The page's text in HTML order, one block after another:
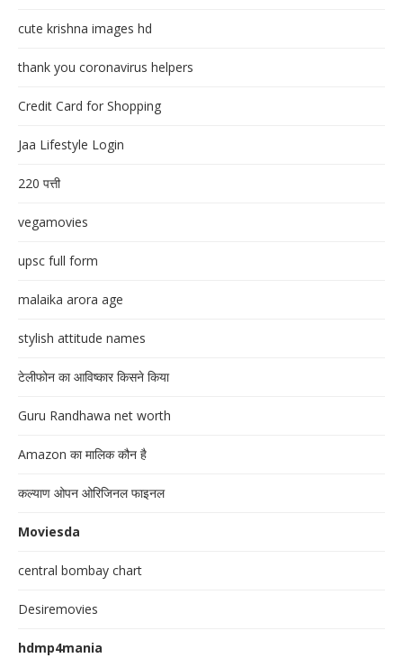
cute krishna images hd
thank you coronavirus helpers
Credit Card for Shopping
Jaa Lifestyle Login
220 पत्ती
vegamovies
upsc full form
malaika arora age
stylish attitude names
टेलीफोन का आविष्कार किसने किया
Guru Randhawa net worth
Amazon का मालिक कौन है
कल्याण ओपन ओरिजिनल फाइनल
Moviesda
central bombay chart
Desiremovies
hdmp4mania